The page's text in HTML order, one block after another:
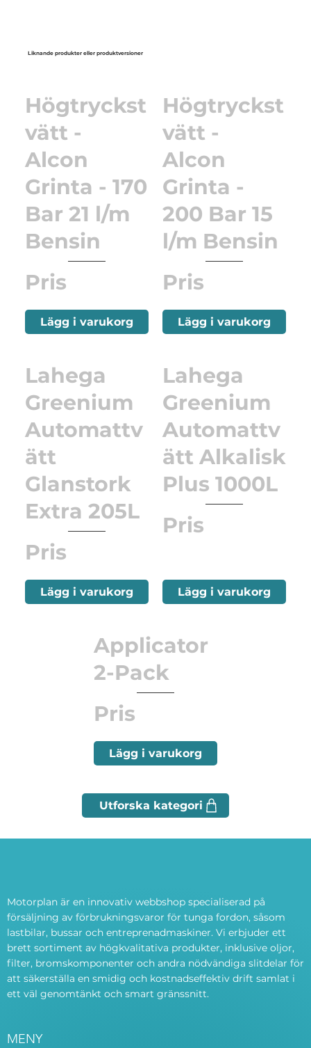
Liknande produkter eller produktversioner
Högtryckst
vätt -
Alcon
Grinta - 170
Bar 21 l/m
Bensin
Pris
Lägg i varukorg
Högtryckst
vätt -
Alcon
Grinta -
200 Bar 15
l/m Bensin
Pris
Lägg i varukorg
Lahega
Greenium
Automattv
ätt
Glanstork
Extra 205L
Pris
Lägg i varukorg
Lahega
Greenium
Automattv
ätt Alkalisk
Plus 1000L
Pris
Lägg i varukorg
Applicator
2-Pack
Pris
Lägg i varukorg
Motorplan är en innovativ webbshop specialiserad på
försäljning av förbrukningsvaror för tunga fordon, såsom
lastbilar, bussar och entreprenadmaskiner. Vi erbjuder ett
brett sortiment av högkvalitativa produkter, inklusive oljor,
filter, bromskomponenter och andra nödvändiga slitdelar för
att säkerställa en smidig och kostnadseffektiv drift samlat i
ett väl genomtänkt och smart gränssnitt.
MENY